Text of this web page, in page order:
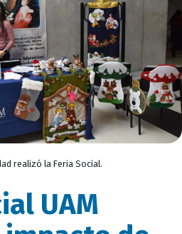
realizó la Feria Social.
UAM